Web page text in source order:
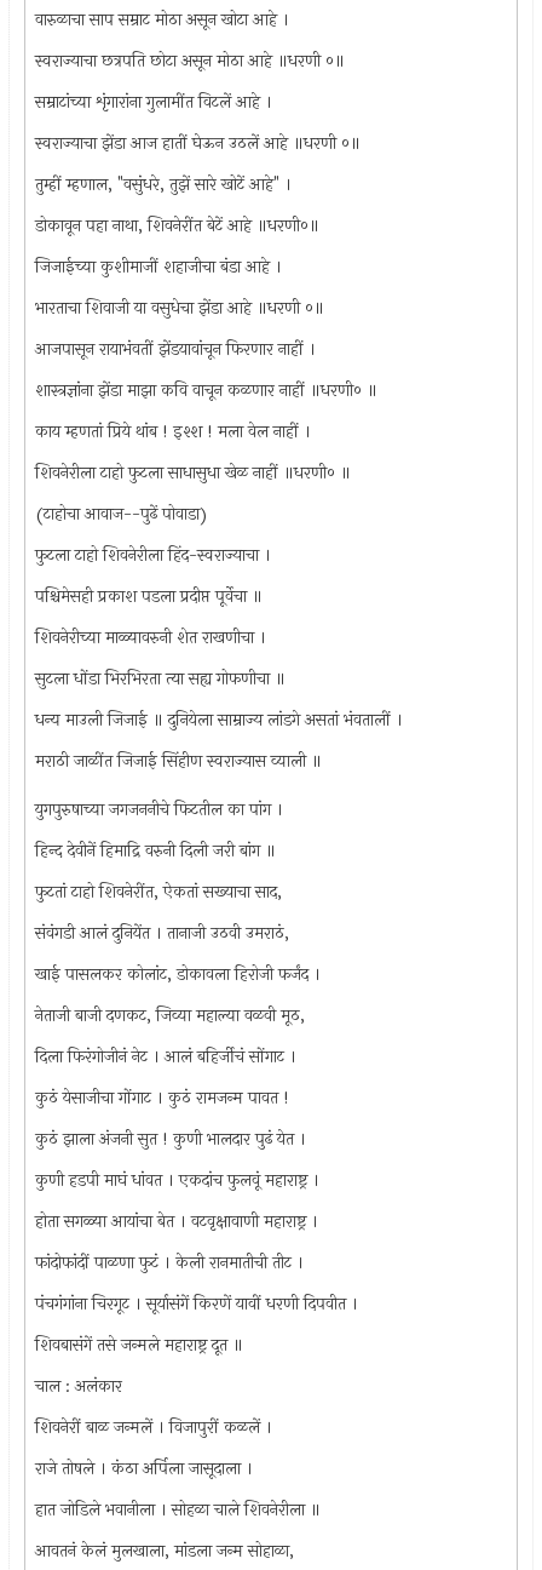
वारुळाचा साप सम्राट मोठा असून खोटा आहे ।
स्वराज्याचा छत्रपति छोटा असून मोठा आहे ॥धरणी ०॥
सम्राटांच्या शृंगारांना गुलामींत विटलें आहे ।
स्वराज्याचा झेंडा आज हातीं घेऊन उठलें आहे ॥धरणी ०॥
तुम्हीं म्हणाल, "वसुंधरे, तुझें सारे खोटें आहे" ।
डोकावून पहा नाथा, शिवनेरींत बेटें आहे ॥धरणी०॥
जिजाईच्या कुशीमाजीं शहाजीचा बंडा आहे ।
भारताचा शिवाजी या वसुधेचा झेंडा आहे ॥धरणी ०॥
आजपासून रायाभंवतीं झेंडयावांचून फिरणार नाहीं ।
शास्त्रज्ञांना झेंडा माझा कवि वाचून कळणार नाहीं ॥धरणी० ॥
काय म्हणतां प्रिये थांब ! इश्श ! मला वेल नाहीं ।
शिवनेरीला टाहो फुटला साधासुधा खेळ नाहीं ॥धरणी० ॥
(टाहोचा आवाज--पुढें पोवाडा)
फुटला टाहो शिवनेरीला हिंद-स्वराज्याचा ।
पश्चिमेसही प्रकाश पडला प्रदीप्त पूर्वेचा ॥
शिवनेरीच्या माळ्यावरुनी शेत राखणीचा ।
सुटला धोंडा भिरभिरता त्या सह्य गोफणीचा ॥
धन्य माउली जिजाई ॥ दुनियेला साम्राज्य लांडगे असतां भंवतालीं ।
मराठी जाळींत जिजाई सिंहीण स्वराज्यास व्याली ॥
युगपुरुषाच्या जगजननीचे फिटतील का पांग ।
हिन्द देवीनें हिमाद्रि वरुनी दिली जरी बांग ॥
फुटतां टाहो शिवनेरींत, ऐकतां सख्याचा साद,
संवंगडी आलं दुनियेंत । तानाजी उठवी उमराठं,
खाई पासलकर कोलांट, डोकावला हिरोजी फर्जंद ।
नेताजी बाजी दणकट, जिव्या महाल्या वळवी मूठ,
दिला फिरंगोजीनं नेट । आलं बहिर्जीचं सोंगाट ।
कुठं येसाजीचा गोंगाट । कुठं रामजन्म पावत !
कुठं झाला अंजनी सुत ! कुणी भालदार पुढं येत ।
कुणी हडपी माघं धांवत । एकदांच फुलवूं महाराष्ट्र ।
होता सगळ्या आयांचा बेत । वटवृक्षावाणी महाराष्ट्र ।
फांदोफांदीं पाळणा फुटं । केली रानमातीची तीट ।
पंचगंगांना चिरगूट । सूर्यासंगें किरणें यावीं धरणी दिपवीत ।
शिवबासंगें तसे जन्मले महाराष्ट्र दूत ॥
चाल : अलंकार
शिवनेरीं बाळ जन्मलें । विजापुरीं कळलें ।
राजे तोषले । कंठा अर्पिला जासूदाला ।
हात जोडिले भवानीला । सोहळा चाले शिवनेरीला ॥
आवतनं केलं मुलखाला, मांडला जन्म सोहाळा,